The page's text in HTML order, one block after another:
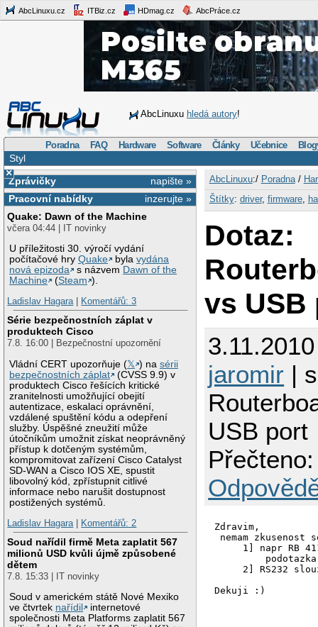
AbcLinuxu.cz ITBiz.cz HDmag.cz AbcPráce.cz
AbcLinuxu hledá autory!
Poradna FAQ Hardware Software Články Učebnice
Styl
×
napište »
Zprávičky
inzerujte »
Pracovní nabídky
Quake: Dawn of the Machine
včera 04:44 | IT novinky
U příležitosti 30. výročí vydání
počítačové hryQuake bylavydána
nová epizoda
s názvem Dawn of the
Machine
(Steam ).
Ladislav Hagara| Komentářů: 3
Série bezpečnostních záplat v
produktech Cisco
7.8. 16:00 | Bezpečnostní upozornění
Vládní CERT upozorňuje (𝕏 ) nasérii
bezpečnostních záplat
(CVSS 9.9) v
produktech Cisco řešících kritické
zranitelnosti umožňující obejití
autentizace, eskalaci oprávnění,
vzdálené spuštění kódu a odepření
služby. Úspěšné zneužití může
útočníkům umožnit získat neoprávněný
přístup k dotčeným systémům,
kompromitovat zařízení Cisco Catalyst
SD-WAN a Cisco IOS XE, spustit
libovolný kód, zpřístupnit citlivé
informace nebo narušit dostupnost
postižených systémů.
Ladislav Hagara| Komentářů: 2
Soud nařídil firmě Meta zaplatit 567
milionů USD kvůli újmě způsobené
dětem
7.8. 15:33 | IT novinky
Soud v americkém státě Nové Mexiko
ve čtvrtek nařídil
internetové
společnosti Meta Platforms zaplatit 567
AbcLinuxu:/ Poradna/
Štítky: driver, firmware,
Dotaz:
vs USB
jaromir |
USB port
Zdravim,
nemam
1] napr RB
2] RS232
Dekuji :)